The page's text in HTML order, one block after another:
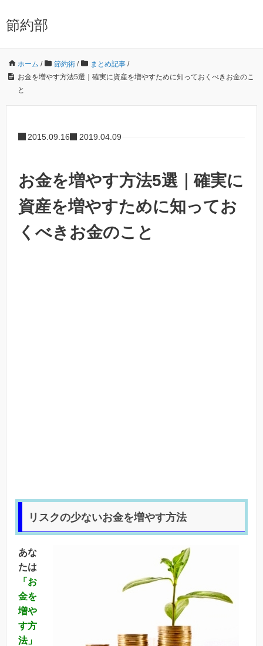
節約部
ホーム / 節約術 / まとめ記事 /
お金を増やす方法5選｜確実に資産を増やすために知っておくべきお金のこ
と
2015.09.16 2019.04.09
お金を増やす方法5選｜確実に
資産を増やすために知ってお
くべきお金のこと
リスクの少ないお金を増やす方法
あな
たは
「お
金を
増や
す方
法」